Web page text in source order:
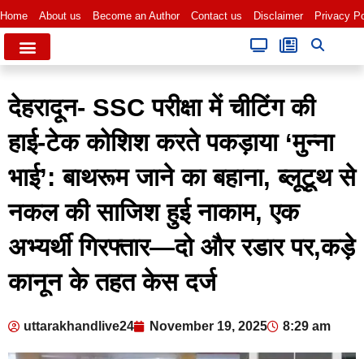
Home About us Become an Author Contact us Disclaimer Privacy
देहरादून- SSC परीक्षा में चीटिंग की
हाई-टेक कोशिश करते पकड़ाया ‘मुन्ना
भाई’: बाथरूम जाने का बहाना, ब्लूटूथ से
नकल की साजिश हुई नाकाम, एक
अभ्यर्थी गिरफ्तार—दो और रडार पर,कड़े
कानून के तहत केस दर्ज
uttarakhandlive24 November 19, 2025 8:29 am